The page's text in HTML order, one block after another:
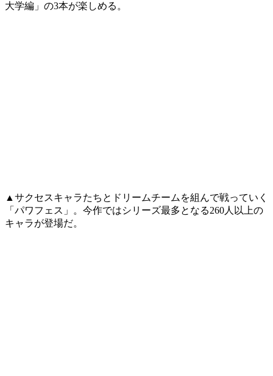
大学編」の3本が楽しめる。
▲サクセスキャラたちとドリームチームを組んで戦っていく
「パワフェス」。今作ではシリーズ最多となる260人以上の
キャラが登場だ。